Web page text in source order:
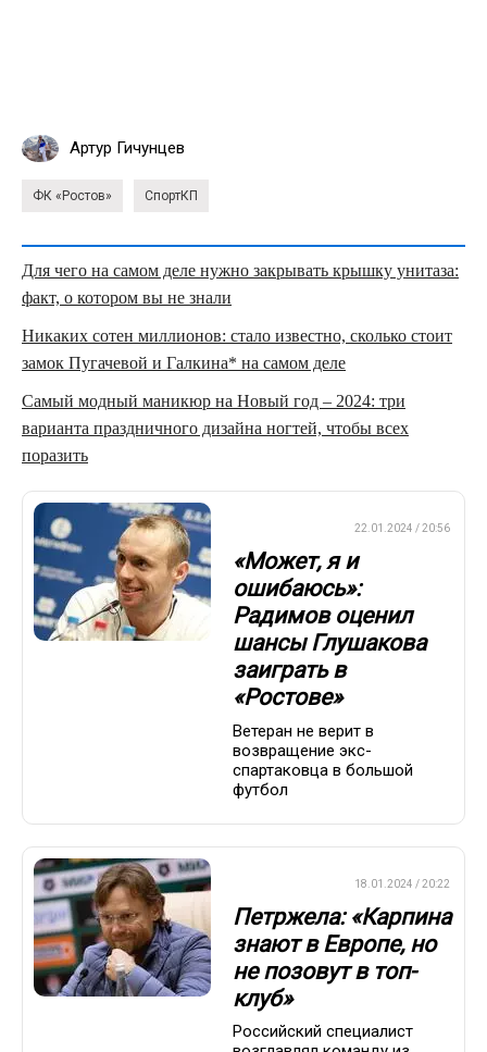
Артур Гичунцев
ФК «Ростов» СпортКП
Для чего на самом деле нужно закрывать крышку унитаза:
факт, о котором вы не знали
Никаких сотен миллионов: стало известно, сколько стоит
замок Пугачевой и Галкина* на самом деле
Самый модный маникюр на Новый год – 2024: три
варианта праздничного дизайна ногтей, чтобы всех
поразить
22.01.2024 / 20:56
«Может, я и
ошибаюсь»:
Радимов оценил
шансы Глушакова
заиграть в
«Ростове»
Ветеран не верит в
возвращение экс-
спартаковца в большой
футбол
18.01.2024 / 20:22
Петржела: «Карпина
знают в Европе, но
не позовут в топ-
клуб»
Российский специалист